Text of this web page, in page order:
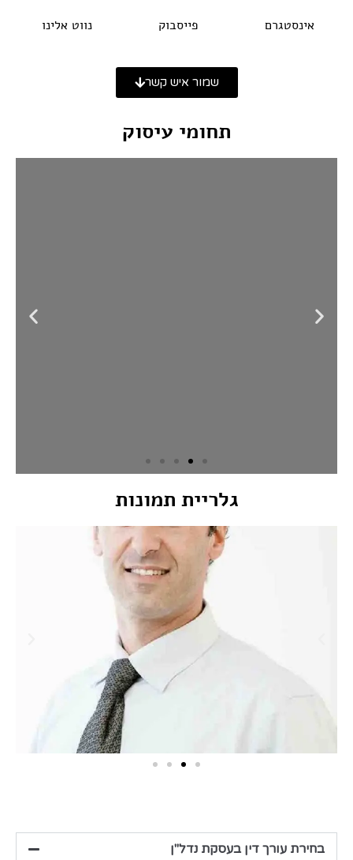
אינסטגרם פייסבוק נווט אלינו
שמור איש קשר
תחומי עיסוק
כל סוגי שירות נוטריוני: אימות חתימה לצורך משכנתא,
אישורים לחו"ל, תרגומים נוטריונים, הסכמים בין בני זוג,
צוואה נוטריונית וכל שירות נוטריוני אחר על פי חוק. ניתן
לקבל את השירות בבית הלקוח (בהתאם לתנאים
הקבועים בתקנות)
גלריית תמונות
בחירת עורך דין בעסקת נדל"ן